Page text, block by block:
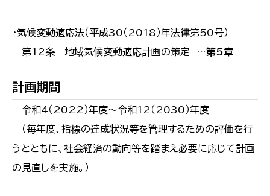
・気候変動適応法（平成30（2018）年法律第50号）
第12条 地域気候変動適応計画の策定
…第5章
計画期間
令和4（2022）年度～令和12（2030）年度
（毎年度、指標の達成状況等を管理するための評価を行
うとともに、社会経済の動向等を踏まえ必要に応じて計画
の見直しを実施。）